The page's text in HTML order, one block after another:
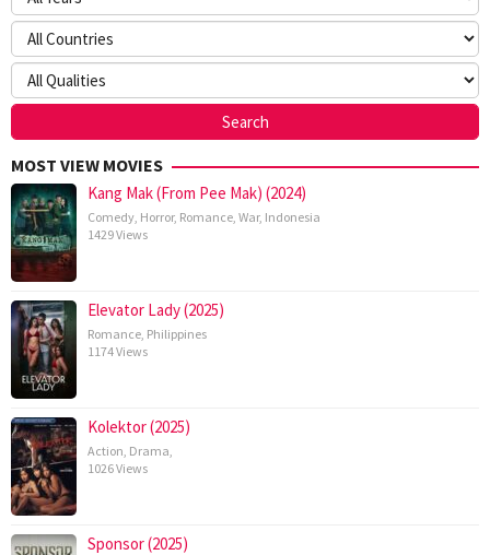
MOST VIEW MOVIES
Kang Mak (From Pee Mak) (2024)
Comedy Horror, Romance War, Indonesia
1429 Views
Elevator Lady (2025)
Romance Philippines
1174 Views
Kolektor (2025)
Action Drama
1026 Views
Sponsor (2025)